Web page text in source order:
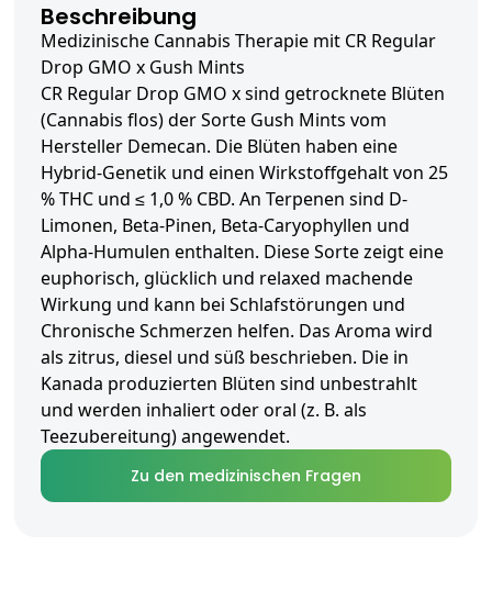
Beschreibung
Medizinische Cannabis Therapie mit CR Regular
Drop GMO x Gush Mints
CR Regular Drop GMO x sind getrocknete Blüten
(Cannabis flos) der Sorte Gush Mints vom
Hersteller Demecan. Die Blüten haben eine
Hybrid-Genetik und einen Wirkstoffgehalt von 25
% THC und ≤ 1,0 % CBD. An Terpenen sind D-
Limonen, Beta-Pinen, Beta-Caryophyllen und
Alpha-Humulen enthalten. Diese Sorte zeigt eine
euphorisch, glücklich und relaxed machende
Wirkung und kann bei Schlafstörungen und
Chronische Schmerzen helfen. Das Aroma wird
als zitrus, diesel und süß beschrieben. Die in
Kanada produzierten Blüten sind unbestrahlt
und werden inhaliert oder oral (z. B. als
Teezubereitung) angewendet.
Zu den medizinischen Fragen